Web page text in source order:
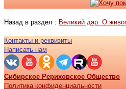
Назад в раздел : Великий дар. О
Контакты и реквизиты
Написать нам
Сибирское Рериховское Общество
Политика конфиденциальности